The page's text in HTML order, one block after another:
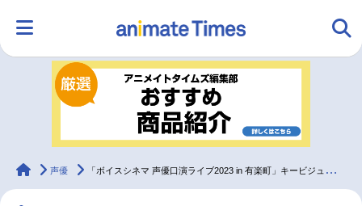
ランキング アニメ
ラジオ
animateTimes
声優 「ボイスシネマ 声優口演ライブ2023 in 有楽町」キービジュアル・演目発表